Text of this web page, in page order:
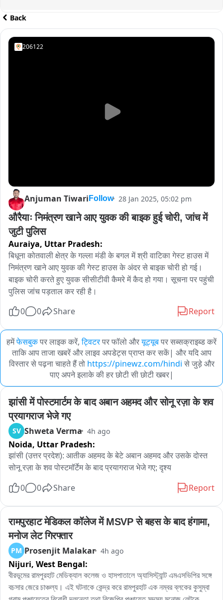
Back
206122
Anjuman Tiwari Follow 28 Jan 2025, 05:02 pm
औरैयाः निमंत्रण खाने आए युवक की बाइक हुई चोरी, जांच में
जुटी पुलिस
Auraiya, Uttar Pradesh:
बिधूना कोतवाली क्षेत्र के गल्ला मंडी के बगल में श्री वाटिका गेस्ट हाउस में
निमंत्रण खाने आए युवक की गेस्ट हाउस के अंदर से बाइक चोरी हो गई।
बाइक चोरी करते हुए युवक सीसीटीवी कैमरे में कैद हो गया। सूचना पर पहुंची
पुलिस जांच पड़ताल कर रही है।
0
0 Share Report
हमेंफेसबुकपर लाइक करें, ट्विटरपर फॉलो औरयूट्यूबपर सब्सक्राइब्ड करें
ताकि आप ताजा खबरें और लाइव अपडेट्स प्राप्त कर सकें| और यदि आप
विस्तार से पढ़ना चाहते हैं तो https://pinewz.com/hindi से जुड़े और
पाए अपने इलाके की हर छोटी सी छोटी खबर|
झांसी में पोस्टमार्टम के बाद अबान अहमद और सोनू रज़ा के शव
प्रयागराज भेजे गए
SV Shweta Verma 4h ago
Noida, Uttar Pradesh:
झांसी (उत्तर प्रदेश): आतीक अहमद के बेटे अबान अहमद और उसके दोस्त
सोनू रज़ा के शव पोस्टमॉर्टेम के बाद प्रयागराज भेजे गए; दृश्य
0 0 Share Report
रामपुरहाट मेडिकल कॉलेज में MSVP से बहस के बाद हंगामा,
मनोज लेट गिरफ्तार
PM Prosenjit Malakar 4h ago
Nijuri, West Bengal:
বীরভূমের রামপুরহাট মেডিক্যাল কলেজ ও হাসপাতালে অ্যাসিস্ট্যান্ট এমএসভিপির সঙ্গে
বচসার জেরে চাঞ্চল্য। এই ঘটনাকে কেন্দ্র করে রামপুরহাট এক নম্বর ব্লকের কুসুম্বা